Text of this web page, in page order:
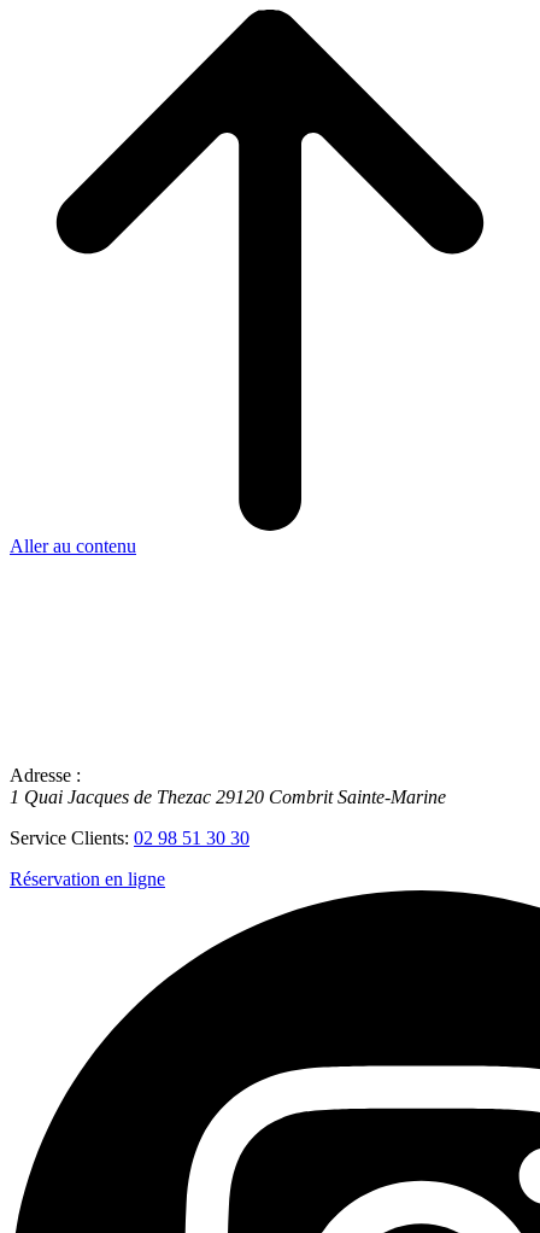
Aller au contenu
Adresse :
1 Quai Jacques de Thezac 29120 Combrit Sainte-Marine
Service Clients: 02 98 51 30 30
Réservation en ligne